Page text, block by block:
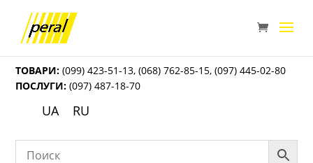
ТОВАРИ: (099) 423-51-13,(068) 762-85-15,(097) 445-02-80
ПОСЛУГИ: (097) 487-18-70
UA RU